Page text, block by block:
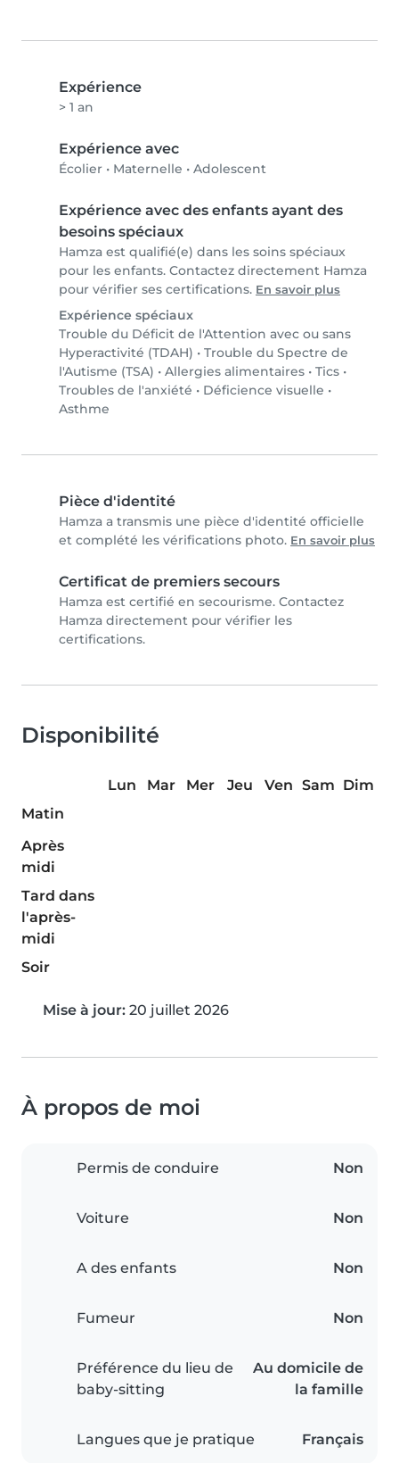
Expérience
> 1 an
Expérience avec
Écolier • Maternelle • Adolescent
Expérience avec des enfants ayant des
besoins spéciaux
Hamza est qualifié(e) dans les soins spéciaux
pour les enfants. Contactez directement Hamza
pour vérifier ses certifications. En savoir plus
Expérience spéciaux
Trouble du Déficit de l'Attention avec ou sans
Hyperactivité (TDAH) • Trouble du Spectre de
l'Autisme (TSA) • Allergies alimentaires • Tics •
Troubles de l'anxiété • Déficience visuelle •
Asthme
Pièce d'identité
Hamza a transmis une pièce d'identité officielle
et complété les vérifications photo. En savoir plus
Certificat de premiers secours
Hamza est certifié en secourisme. Contactez
Hamza directement pour vérifier les
certifications.
Disponibilité
Lun Mar Mer Jeu Ven Sam Dim
Matin
Après
midi
Tard dans
l'après-
midi
Soir
Mise à jour: 20 juillet 2026
À propos de moi
Permis de conduire Non
Voiture Non
A des enfants Non
Fumeur Non
Préférence du lieu de
baby-sitting
Au domicile de
la famille
Langues que je pratique Français